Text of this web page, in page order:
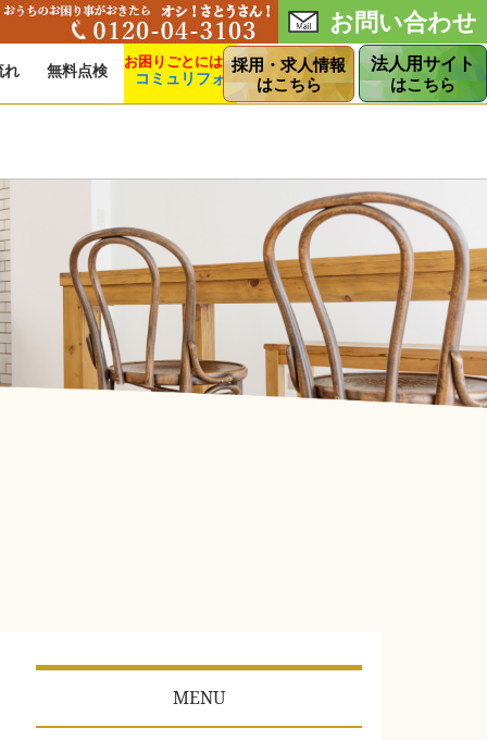
お問い合わせ
採用・求人情報
はこちら
法人用サイト
はこちら
れ 無料点検 コミュリフォ ショップ
MENU